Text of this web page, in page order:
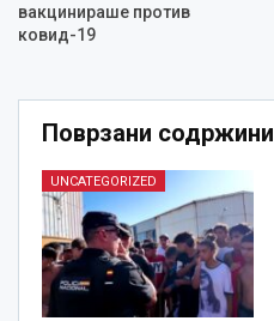
вакцинираше против
ковид-19
Поврзани содржини
UNCATEGORIZED